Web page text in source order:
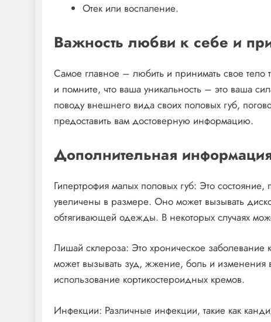
Отек или воспаление.
Важность любви к себе и
Самое главное – любить и принимать свое тело
и помните, что ваша уникальность – это ваша
поводу внешнего вида своих половых губ,
предоставить вам достоверную информацию.
Дополнительная
Гипертрофия малых половых губ: Это
увеличены в размере. Оно может вызывать
обтягивающей одежды. В некоторых случаях
Лишай склероза: Это хроническое
может вызывать зуд, жжение, боль и изменения
использование кортикостероидных кремов.
Инфекции: Различные инфекции, такие как